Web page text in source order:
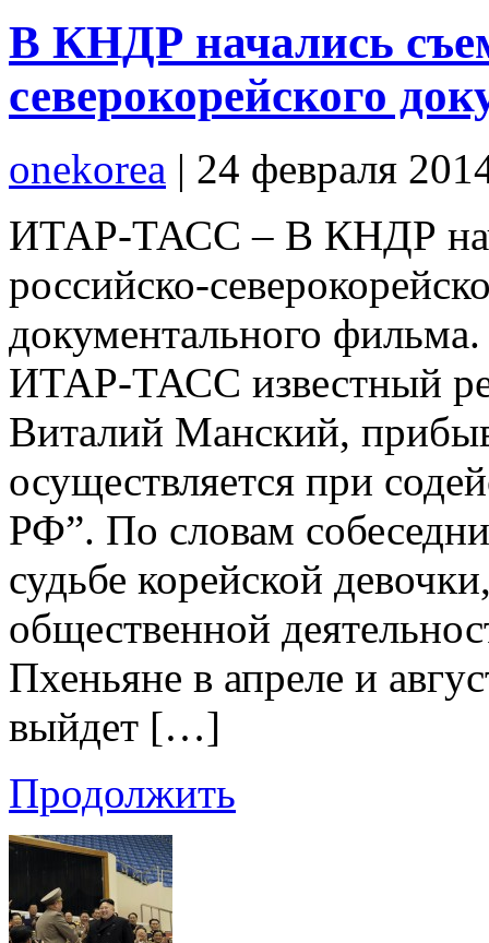
В КНДР начались
северокорейского
onekorea | 24 февраля
ИТАР-ТАСС – В КНДР
российско-
документального
ИТАР-ТАСС известный
Виталий Манский,
осуществляется при
РФ”. По словам
судьбе корейской
общественной
Пхеньяне в апреле и
выйдет […]
Продолжить